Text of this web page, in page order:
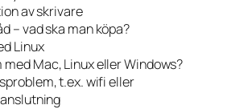
av skrivare
– vad ska man köpa?
Linux
med Mac, Linux eller Windows?
t.ex. wifi eller